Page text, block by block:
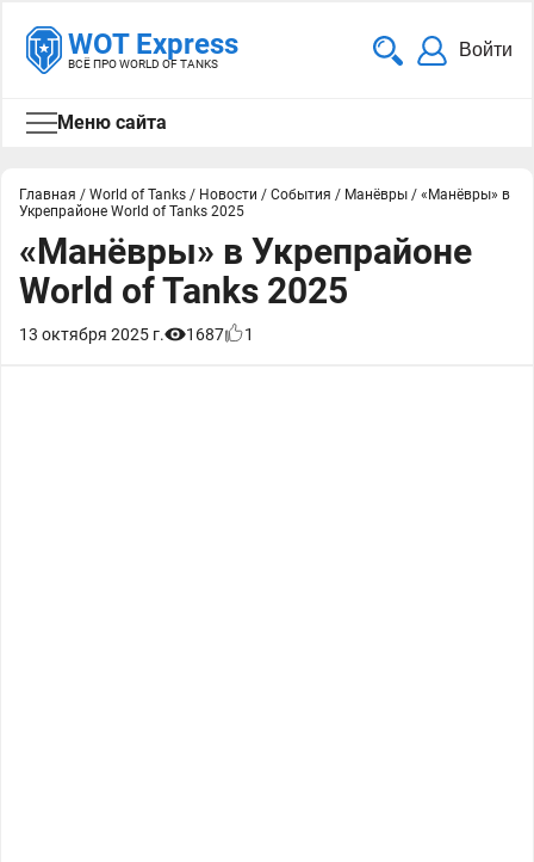
WOT Express
ВСЁ ПРО WORLD OF TANKS
Войти
Меню сайта
Главная / World of Tanks / Новости / События / Манёвры / «Манёвры» в
Укрепрайоне World of Tanks 2025
«Манёвры» в Укрепрайоне
World of Tanks 2025
13 октября 2025 г. 1687 1